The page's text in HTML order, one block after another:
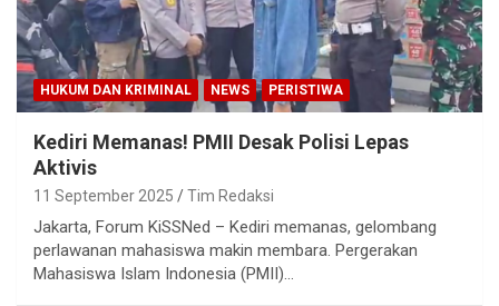
HUKUM DAN KRIMINAL NEWS PERISTIWA
Kediri Memanas! PMII Desak Polisi Lepas
Aktivis
11 September 2025 Tim Redaksi
Jakarta, Forum KiSSNed – Kediri memanas, gelombang
perlawanan mahasiswa makin membara. Pergerakan
Mahasiswa Islam Indonesia (PMII)…